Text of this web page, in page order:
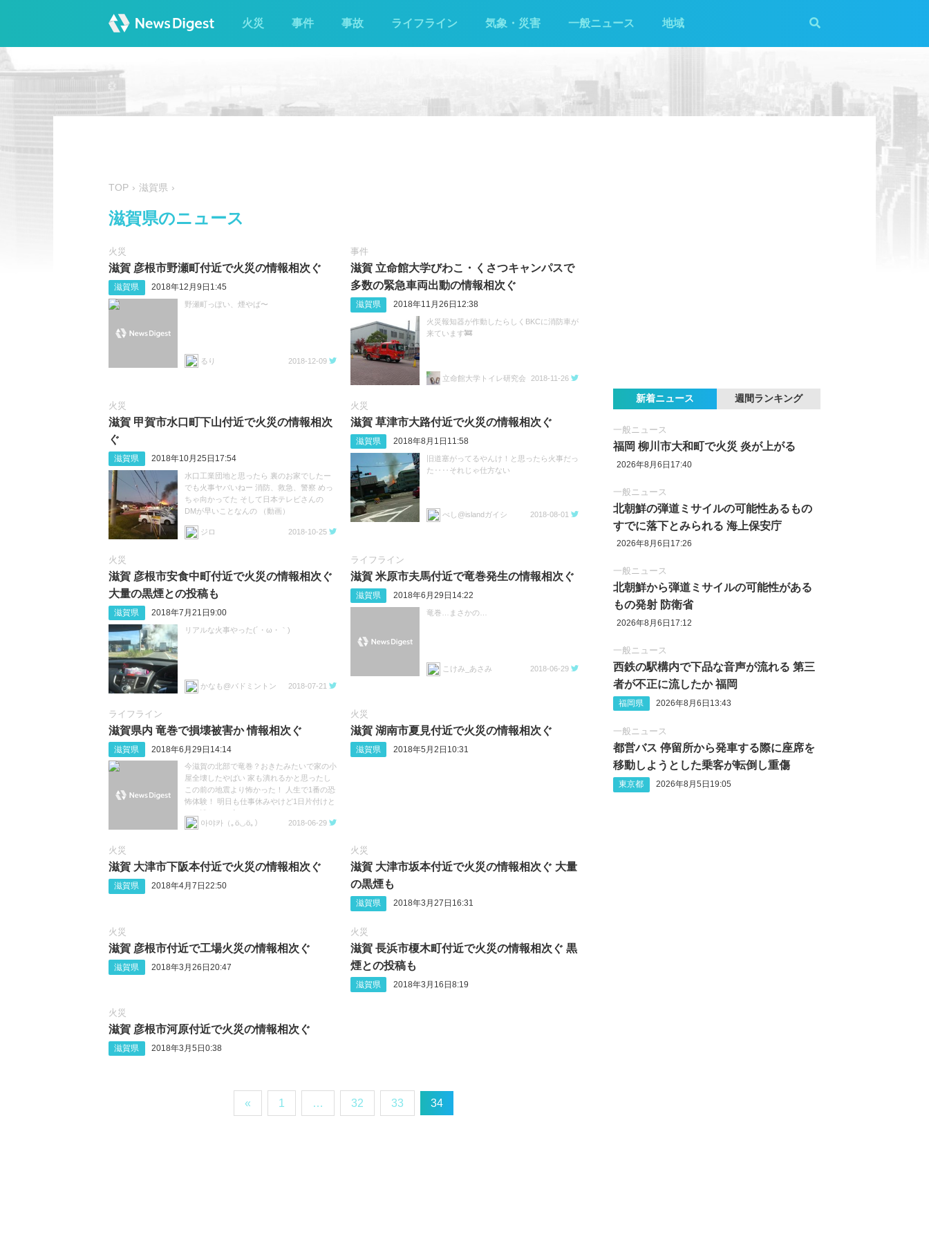
火災 事件 事故 ライフライン 気象・災害 一般ニュース 地域
TOP 滋賀県
滋賀県のニュース
火災
滋賀 彦根市野瀬町付近で火災の情報相次ぐ
滋賀県 2018年12月9日1:45
野瀬町っぽい、煙やば〜
るり 2018-12-09
事件
滋賀 立命館大学びわこ・くさつキャンパスで
多数の緊急車両出動の情報相次ぐ
滋賀県 2018年11月26日12:38
火災報知器が作動したらしくBKCに消防車が
来ています🚒
立命館大学トイレ研究会 2018-11-26
火災
滋賀 甲賀市水口町下山付近で火災の情報相次
ぐ
滋賀県 2018年10月25日17:54
水口工業団地と思ったら 裏のお家でしたー
でも火事ヤバいねー 消防、救急、警察 めっ
ちゃ向かってた そして日本テレビさんの
DMが早いことなんの （動画）
ジロ 2018-10-25
火災
滋賀 草津市大路付近で火災の情報相次ぐ
滋賀県 2018年8月1日11:58
旧道塞がってるやんけ！と思ったら火事だっ
た‥‥それじゃ仕方ない
べし@islandガイシ 2018-08-01
火災
滋賀 彦根市安食中町付近で火災の情報相次ぐ
大量の黒煙との投稿も
滋賀県 2018年7月21日9:00
リアルな火事やった(´・ω・｀)
かなも@バドミントン 2018-07-21
ライフライン
滋賀 米原市夫馬付近で竜巻発生の情報相次ぐ
滋賀県 2018年6月29日14:22
竜巻…まさかの…
こけみ_あさみ 2018-06-29
ライフライン
滋賀県内 竜巻で損壊被害か 情報相次ぐ
滋賀県 2018年6月29日14:14
今滋賀の北部で竜巻？おきたみたいで家の小
屋全壊したやばい 家も潰れるかと思ったし
この前の地震より怖かった！ 人生で1番の恐
怖体験！ 明日も仕事休みやけど1日片付けと
아야카（｡ӧ◡ӧ｡）
2018-06-29
火災
滋賀 湖南市夏見付近で火災の情報相次ぐ
滋賀県 2018年5月2日10:31
火災
滋賀 大津市下阪本付近で火災の情報相次ぐ
滋賀県 2018年4月7日22:50
火災
滋賀 大津市坂本付近で火災の情報相次ぐ 大量
の黒煙も
滋賀県 2018年3月27日16:31
火災
滋賀 彦根市付近で工場火災の情報相次ぐ
滋賀県 2018年3月26日20:47
火災
滋賀 長浜市榎木町付近で火災の情報相次ぐ 黒
煙との投稿も
滋賀県 2018年3月16日8:19
火災
滋賀 彦根市河原付近で火災の情報相次ぐ
滋賀県 2018年3月5日0:38
« 1 … 32 33 34
新着ニュース 週間ランキング
一般ニュース
福岡 柳川市大和町で火災 炎が上がる
2026年8月6日17:40
一般ニュース
北朝鮮の弾道ミサイルの可能性あるもの
すでに落下とみられる 海上保安庁
2026年8月6日17:26
一般ニュース
北朝鮮から弾道ミサイルの可能性がある
もの発射 防衛省
2026年8月6日17:12
一般ニュース
西鉄の駅構内で下品な音声が流れる 第三
者が不正に流したか 福岡
福岡県 2026年8月6日13:43
一般ニュース
都営バス 停留所から発車する際に座席を
移動しようとした乗客が転倒し重傷
東京都 2026年8月5日19:05